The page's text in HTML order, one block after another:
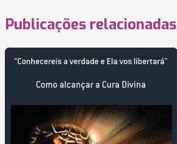
Publicações relacionadas